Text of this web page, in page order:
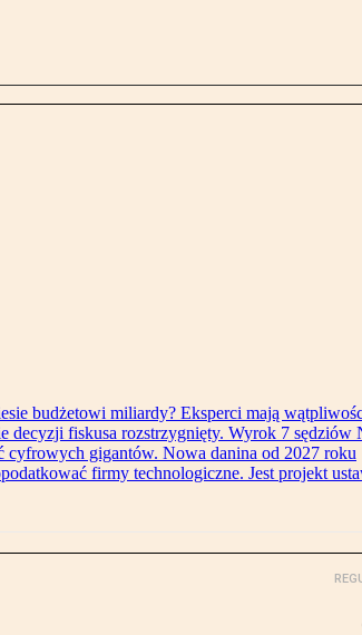
budżetowi miliardy? Eksperci mają
decyzji fiskusa rozstrzygnięty. Wyrok 7 sędziów
cyfrowych gigantów. Nowa danina od 2027 roku
firmy technologiczne. Jest projekt